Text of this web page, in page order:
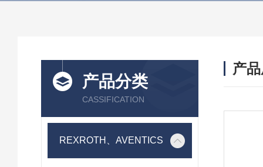
产品分类
CASSIFICATION
REXROTH、AVENTICS
产